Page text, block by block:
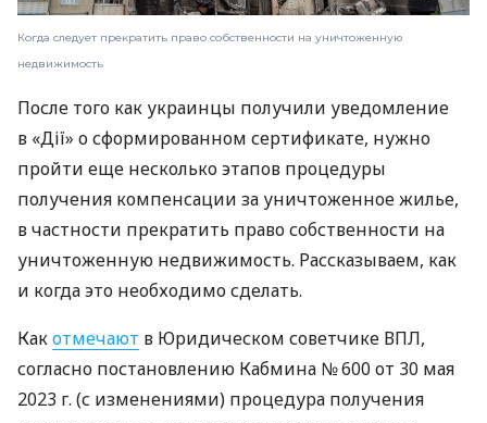
Когда следует прекратить право собственности на уничтоженную
недвижимость
После того как украинцы получили уведомление
в «Дії» о сформированном сертификате, нужно
пройти еще несколько этапов процедуры
получения компенсации за уничтоженное жилье,
в частности прекратить право собственности на
уничтоженную недвижимость. Рассказываем, как
и когда это необходимо сделать.
Какотмечают в Юридическом советчике ВПЛ,
согласно постановлению Кабмина № 600 от 30 мая
2023 г. (с изменениями) процедура получения